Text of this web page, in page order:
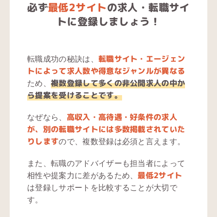
必ず最低2サイトの求人・転職サイ
トに登録しましょう！
転職成功の秘訣は、 転職サイト・エージェン
トによって求人数や得意なジャンルが異なる
ため、 複数登録して多くの非公開求人の中か
ら提案を受けることです。
なぜなら、 高収入・高待遇・好条件の求人
が、別の転職サイトには多数掲載されていた
りしますので、複数登録は必須と言えます。
また、転職のアドバイザーも担当者によって
相性や提案力に差があるため、最低2サイト
は登録しサポートを比較することが大切で
す。